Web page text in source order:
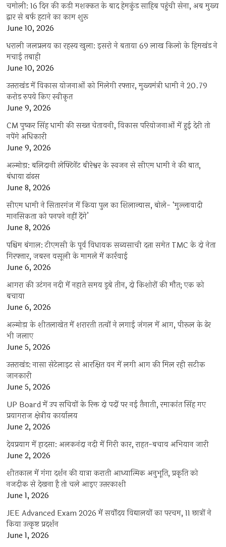
चमोली: 16 दिन की कड़ी मशक्कत के बाद हेमकुंड साहिब पहुंची सेना, अब मुख्य
द्वार से बर्फ हटाने का काम शुरू
June 10, 2026
धराली जलप्रलय का रहस्य खुला: इसरो ने बताया 69 लाख किलो के हिमखंड ने
मचाई तबाही
June 10, 2026
उत्तराखंड में विकास योजनाओं को मिलेगी रफ्तार, मुख्यमंत्री धामी ने 20.79
करोड़ रुपये किए स्वीकृत
June 9, 2026
CM पुष्कर सिंह धामी की सख्त चेतावनी, विकास परियोजनाओं में हुई देरी तो
नपेंगे अधिकारी
June 9, 2026
अल्मोड़ा: बलिदानी लेफ्टिनेंट बीरेश्वर के स्वजन से सीएम धामी ने की बात,
बंधाया ढांढस
June 8, 2026
सीएम धामी ने सितारगंज में किया पुल का शिलान्यास, बोले- ‘मुल्लावादी
मानसिकता को पनपने नहीं देंगे’
June 8, 2026
पश्चिम बंगाल: टीएमसी के पूर्व विधायक सब्यसाची दत्ता समेत TMC के दो नेता
गिरफ्तार, जबरन वसूली के मामले में कार्रवाई
June 6, 2026
आगरा की उटंगन नदी में नहाते समय डूबे तीन, दो किशोरों की मौत; एक को
बचाया
June 6, 2026
अल्मोड़ा के शीतलाखेत में शरारती तत्वों ने लगाई जंगल में आग, पीरूल के ढेर
भी जलाए
June 5, 2026
उत्तराखंड: नासा सेटेलाइट से आरक्षित वन में लगी आग की मिल रही सटीक
जानकारी
June 5, 2026
UP Board में उप सचिवों के रिक्त दो पदों पर नई तैनाती, रमाकांत सिंह गए
प्रयागराज क्षेत्रीय कार्यालय
June 2, 2026
देवप्रयाग में हादसा: अलकनंदा नदी में गिरी कार, राहत-बचाव अभियान जारी
June 2, 2026
शीतकाल में गंगा दर्शन की यात्रा कराती आध्यात्मिक अनुभूति, प्रकृति को
नजदीक से देखना है तो चले आइए उत्तरकाशी
June 1, 2026
JEE Advanced Exam 2026 में सर्वोदय विद्यालयों का परचम, 11 छात्रों ने
किया उत्कृष्ट प्रदर्शन
June 1, 2026